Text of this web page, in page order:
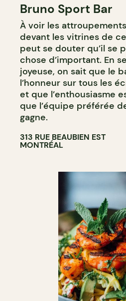
Bruno Sport Bar
À voir les
devant les vitrines de
peut se douter qu’il se
chose d’important. En
joyeuse, on sait que le
l’honneur sur tous les
et que l’enthousiasme
que l’équipe préférée
gagne.
313 RUE BEAUBIEN EST
MONTRÉAL